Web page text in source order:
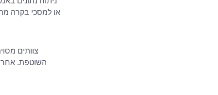
צוותים
השוטפת.